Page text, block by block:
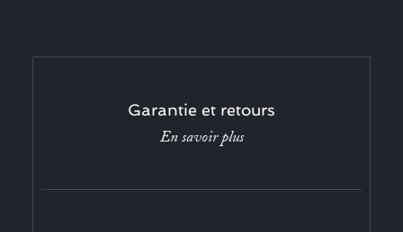
Garantie et retours
En savoir plus